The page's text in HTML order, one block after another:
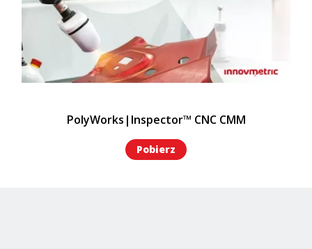
PolyWorks|Inspector™ CNC CMM
Pobierz